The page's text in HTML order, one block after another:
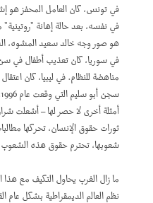
في تونس، كان العامل المحفز هو
في نفسه، بعد حالة إهانة
هو صور وجه خالد سعيد المشوه،
في سوريا، كان تعذيب أطفال في
مناهضة للنظام. في ليبيا، كان
أمثلة أخرى لا حصر لها – أشعلت
ثورات حقوق الإنسان، تحركها
شعوبها، تحترم حقوق هذه
ما زال الغرب يحاول التكيف مع هذا
نظم العالم الديمقراطية بشكل عام